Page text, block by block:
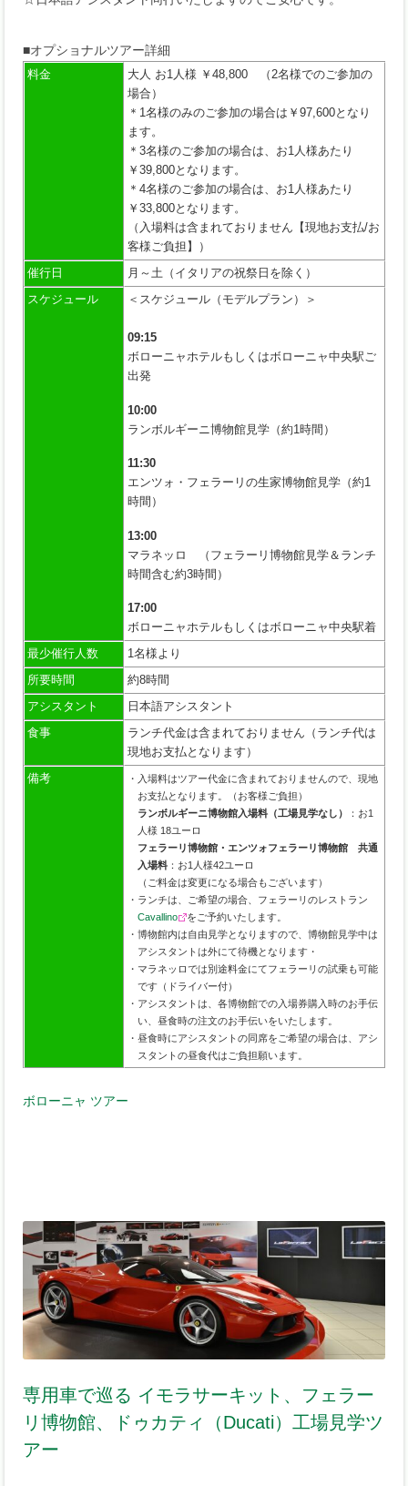
■オプショナルツアー詳細
料金
大人 お1人様 ￥48,800 （2名様でのご参加の
場合）
＊1名様のみのご参加の場合は￥97,600となり
ます。
＊3名様のご参加の場合は、お1人様あたり
￥39,800となります。
＊4名様のご参加の場合は、お1人様あたり
￥33,800となります。
（入場料は含まれておりません【現地お支払/お
客様ご負担】）
催行日 月～土（イタリアの祝祭日を除く）
スケジュール ＜スケジュール（モデルプラン）＞
09:15
ボローニャホテルもしくはボローニャ中央駅ご
出発
10:00
ランボルギーニ博物館見学（約1時間）
11:30
エンツォ・フェラーリの生家博物館見学（約1
時間）
13:00
マラネッロ （フェラーリ博物館見学＆ランチ
時間含む約3時間）
17:00
ボローニャホテルもしくはボローニャ中央駅着
最少催行人数 1名様より
所要時間 約8時間
アシスタント 日本語アシスタント
食事
ランチ代金は含まれておりません（ランチ代は
現地お支払となります）
備考
・入場料はツアー代金に含まれておりませんので、現地
お支払となります。（お客様ご負担）
ランボルギーニ博物館入場料（工場見学なし）
：お1
人様 18ユーロ
フェラーリ博物館・エンツォフェラーリ博物館 共通
入場料 ：お1人様42ユーロ
（ご料金は変更になる場合もございます）
・ランチは、ご希望の場合、フェラーリのレストラン
Cavallino
をご予約いたします。
・博物館内は自由見学となりますので、博物館見学中は
アシスタントは外にて待機となります・
・マラネッロでは別途料金にてフェラーリの試乗も可能
です（ドライバー付）
・アシスタントは、各博物館での入場券購入時のお手伝
い、昼食時の注文のお手伝いをいたします。
・昼食時にアシスタントの同席をご希望の場合は、アシ
スタントの昼食代はご負担願います。
ボローニャ ツアー
専用車で巡る イモラサーキット、フェラー
リ博物館、ドゥカティ（Ducati）工場見学ツ
アー